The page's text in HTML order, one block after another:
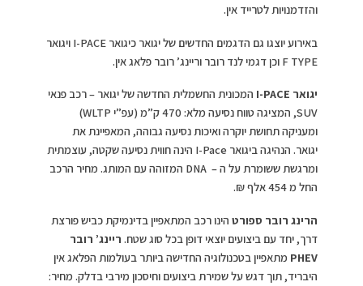
והזדמנויות לטרייד אין.
באירוע יוצגו גם הדגמים החדשים של יגואר כיגואר I-PACE ויגואר
F TYPE וכן דגמי לנד רובר וריינג’ רובר פלאג אין.
יגואר I-PACE המכונית החשמלית החדשה של יגואר – רכב פנאי
SUV, המציגה טווח נסיעה מלא: 470 ק”מ (עפ”י WLTP)
ומעניקה תחושת יוקרה ואיכות נסיעה גבוהה, המאפיינת את
יגואר. הנהיגה ביגואר I-Pace הינה חווית נסיעה שקטה, עוצמתית
ומרגשת ששומרת על ה – DNA המזוהה עם המותג. מחיר הרכב
החל מ 454 אלף ₪.
הרינג רובר ספורט הינו רכב המתאפיין בדינמיקת כביש פורצת
דרך, יחד עם ביצועים יוצאי דופן בכל סוג שטח. ריינג’ רובר
PHEV מתאפיין בטכנולוגיה החדישה ביותר בעולמות הפלאג אין
היבריד, תוך דגש על שמירת ביצועים וחיסכון מירבי בדלק. מחיר: